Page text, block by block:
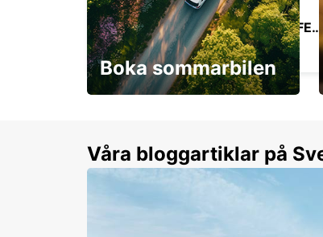
SOLOTHURN ZUCHWIL, LANGFELDSTRASSE
ZUCHWIL - SWITZERLAND
Boka sommarbilen
Våra bloggartiklar på